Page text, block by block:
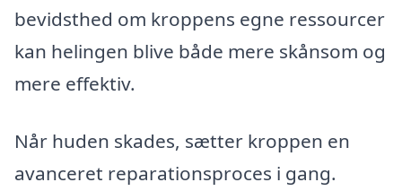
bevidsthed om kroppens egne ressourcer
kan helingen blive både mere skånsom og
mere effektiv.
Når huden skades, sætter kroppen en
avanceret reparationsproces i gang.